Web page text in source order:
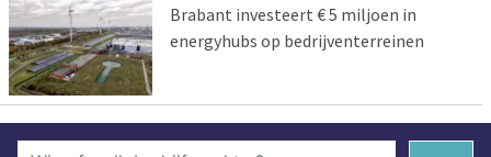
Brabant investeert € 5 miljoen in
energyhubs op bedrijventerreinen